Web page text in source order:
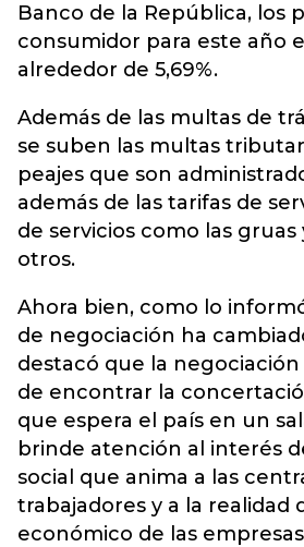
Banco de la República, los
consumidor para este año
alrededor de 5,69%.
Además de las multas de
se suben las multas
peajes que son
además de las tarifas de
de servicios como las
otros.
Ahora bien, como lo
de negociación ha
destacó que la
de encontrar la
que espera el país en un
brinde atención al interés
social que anima a las
trabajadores y a la realidad
económico de las